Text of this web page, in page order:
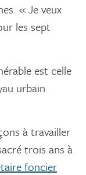
« Je veux
les sept
est celle
urbain
à travailler
trois ans à
foncier